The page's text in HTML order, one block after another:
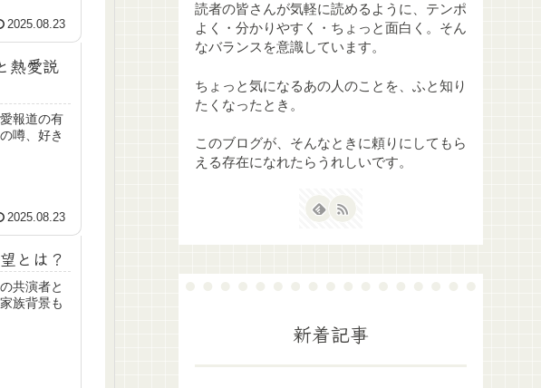
2025.08.23
熱愛説
報道の有
噂、好き
2025.08.23
とは？
共演者と
族背景も
読者の皆さんが気軽に読めるように、テンポ
よく・分かりやすく・ちょっと面白く。そん
なバランスを意識しています。
ちょっと気になるあの人のことを、ふと知り
たくなったとき。
このブログが、そんなときに頼りにしてもら
える存在になれたらうれしいです。
新着記事